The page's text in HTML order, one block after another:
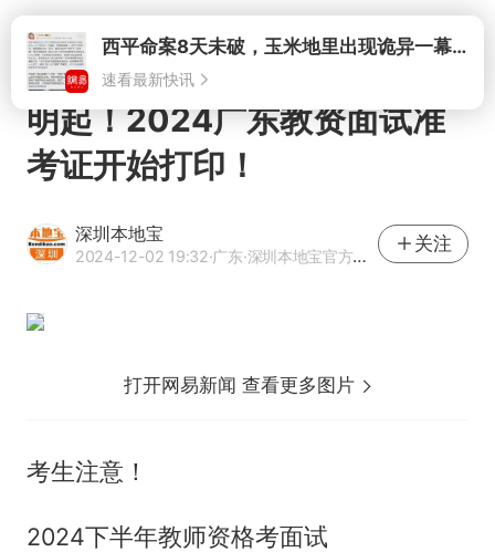
打开
明起！2024广东教资面试准
考证开始打印！
深圳本地宝
2024-12-02 19:32·广东·深圳本地宝官方网易号
关注
打开网易新闻 查看更多图片
考生注意！
2024下半年教师资格考面试